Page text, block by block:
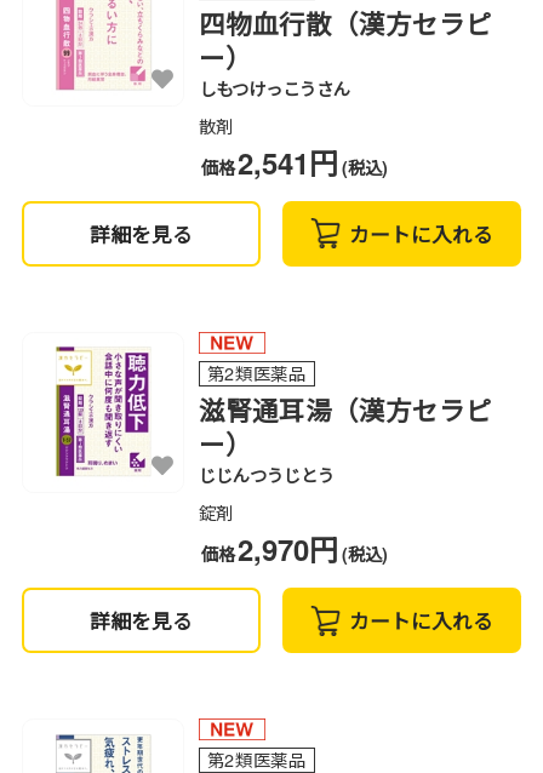
四物血行散（漢方セラピ
ー）
しもつけっこうさん
散剤
価格2,541円 (税込)
詳細を見る カートに入れる
第2類医薬品
滋腎通耳湯（漢方セラピ
ー）
じじんつうじとう
錠剤
価格2,970円 (税込)
詳細を見る カートに入れる
第2類医薬品